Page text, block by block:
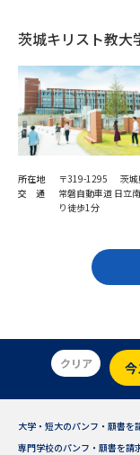
併願校選び
先輩が入学を決めた理由
新生活お役立ちガイド
大学で学びたい学
学問のミニ講義「夢ナ
茨城キリスト教大
所在地
〒319-1295 茨城
交 通
常磐自動車道 日立
り徒歩1分
クリア
大学・短大のパンフ・願書を
専門学校のパンフ・願書を請